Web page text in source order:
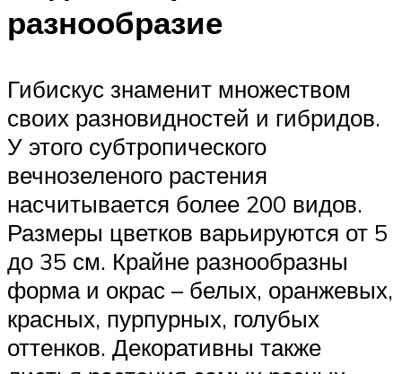
разнообразие
Гибискус знаменит множеством
своих разновидностей и гибридов.
У этого субтропического
вечнозеленого растения
насчитывается более 200 видов.
Размеры цветков варьируются от 5
до 35 см. Крайне разнообразны
форма и окрас – белых, оранжевых,
красных, пурпурных, голубых
оттенков. Декоративны также